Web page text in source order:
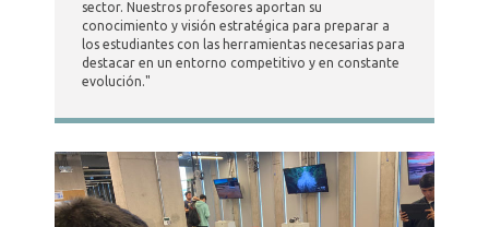
sector. Nuestros profesores aportan su
conocimiento y visión estratégica para preparar a
los estudiantes con las herramientas necesarias para
destacar en un entorno competitivo y en constante
evolución."